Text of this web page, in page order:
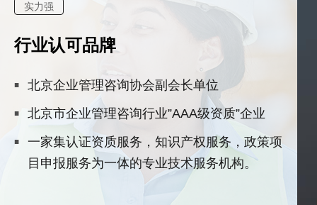
实力强
行业认可品牌
北京企业管理咨询协会副会长单位
北京市企业管理咨询行业”AAA级资质”企业
一家集认证资质服务，知识产权服务，政策项
目申报服务为一体的专业技术服务机构。